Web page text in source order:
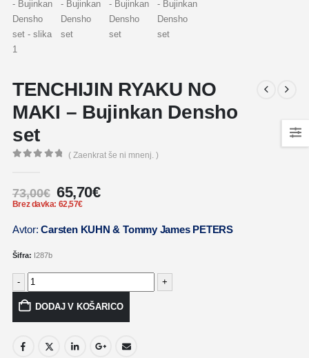
TENCHIJIN RYAKU NO
MAKI – Bujinkan Densho
set
( Zaenkrat še ni mnenj. )
73,00€ 65,70€
Brez davka: 62,57€
Avtor:Carsten KUHN & Tommy James PETERS
Šifra: I287b
- +
DODAJ V KOŠARICO